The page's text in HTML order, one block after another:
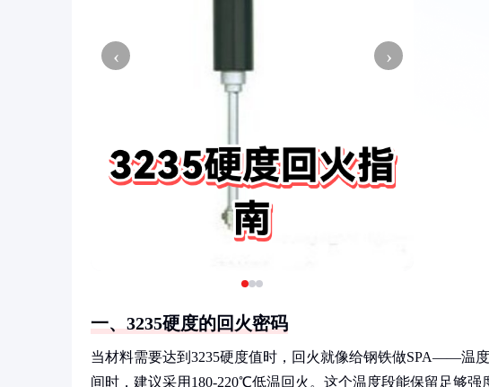
‹ ›
一、3235硬度的回火密码
当材料需要达到3235硬度值时，回火就像给钢铁做SPA——温
间时，建议采用180-220℃低温回火。这个温度段能保留足够强